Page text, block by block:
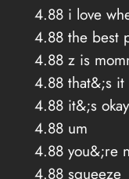
4.88 i love
4.88 the best
4.88 z is
4.88 that&;s it
4.88 it&;s okay
4.88 um
4.88 you&;re
4.88 squeeze